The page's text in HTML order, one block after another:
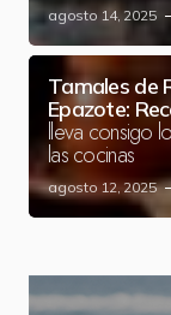
agosto 14, 2025
Tamales de
Epazote:
lleva consigo
las cocinas
agosto 12, 2025